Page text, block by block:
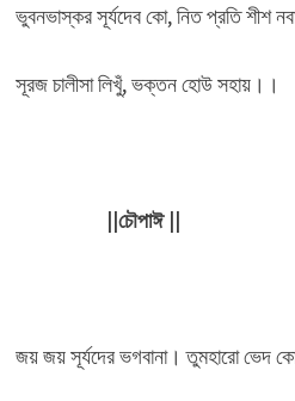
ভুবনভাস্কর সূর্যদেব কো, নিত প্রতি শীশ
সূরজ চালীসা লিখুঁ, ভক্তন হোউ সহায়।।
||চৌপাঈ ||
জয় জয় সূর্যদের ভগবানা। তুমহারো ভেদ